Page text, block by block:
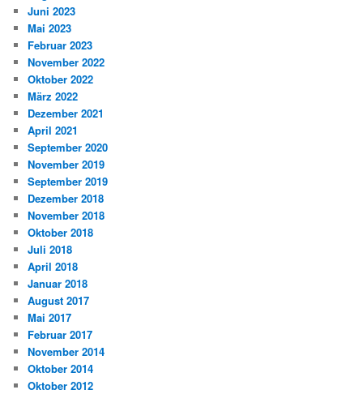
Juni 2023
Mai 2023
Februar 2023
November 2022
Oktober 2022
März 2022
Dezember 2021
April 2021
September 2020
November 2019
September 2019
Dezember 2018
November 2018
Oktober 2018
Juli 2018
April 2018
Januar 2018
August 2017
Mai 2017
Februar 2017
November 2014
Oktober 2014
Oktober 2012